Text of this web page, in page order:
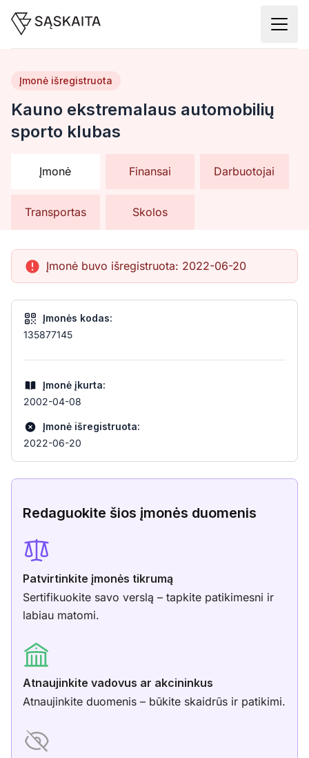
Kauno ekstremalaus automobilių
sporto klubas
Įmonė išregistruota
Įmonė Finansai Darbuotojai
Transportas Skolos
Įmonė buvo išregistruota: 2022-06-20
Įmonės kodas:
135877145
Įmonė įkurta:
2002-04-08
Įmonė išregistruota:
2022-06-20
Redaguokite šios įmonės duomenis
Patvirtinkite įmonės tikrumą
Sertifikuokite savo verslą – tapkite patikimesni ir
labiau matomi.
Atnaujinkite vadovus ar akcininkus
Atnaujinkite duomenis – būkite skaidrūs ir patikimi.